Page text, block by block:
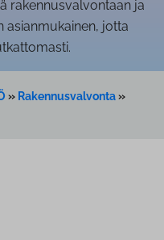
rakennusvalvontaan ja
asianmukainen, jotta
» Rakennusvalvonta»